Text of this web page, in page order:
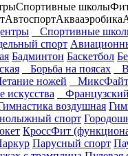
Спортивные школы
АвтоспортАквааэробика
Спортивные
спорт
Бадминтон Баскетбол
Борьба на поясах
ножей
воздушная
спорт
КроссФит
Парусный спорт